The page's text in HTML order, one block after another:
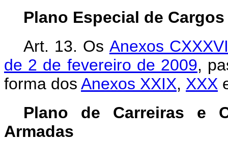
Plano Especial de
Art. 13. Os Anexos
de 2 de fevereiro de 2009,
forma dos Anexos XXIX, XXX
Plano de Carreiras e
Armadas